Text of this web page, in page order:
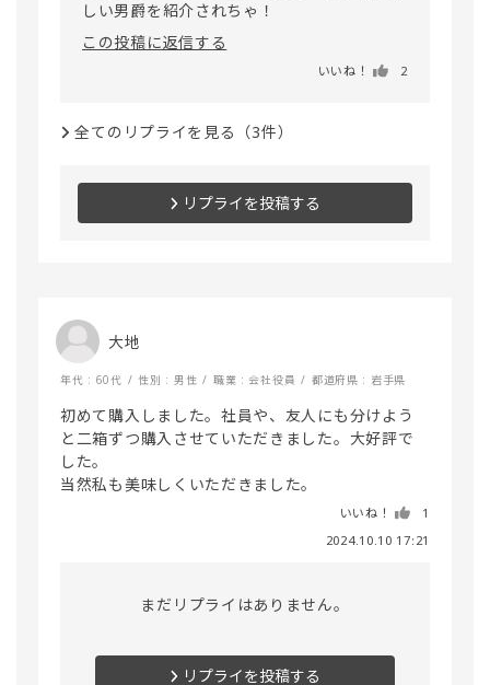
この投稿に返信する
いいね！ 2
全てのリプライを見る（3件）
リプライを投稿する
大地
年代 : 60代 性別 : 男性 職業 : 会社役員 都道府県 : 岩手県
初めて購入しました。社員や、友人にも分けよう
と二箱ずつ購入させていただきました。大好評で
した。
いいね！
1
2024.10.10 17:21
まだリプライはありません。
リプライを投稿する